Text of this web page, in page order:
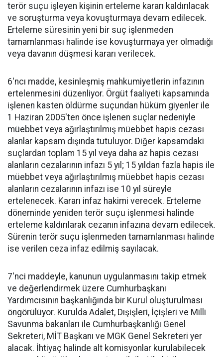
terör suçu işleyen kişinin erteleme kararı kaldırılacak
ve soruşturma veya kovuşturmaya devam edilecek.
Erteleme süresinin yeni bir suç işlenmeden
tamamlanması halinde ise kovuşturmaya yer olmadığı
veya davanın düşmesi kararı verilecek.
6'ncı madde, kesinleşmiş mahkumiyetlerin infazının
ertelenmesini düzenliyor. Örgüt faaliyeti kapsamında
işlenen kasten öldürme suçundan hüküm giyenler ile
1 Haziran 2005'ten önce işlenen suçlar nedeniyle
müebbet veya ağırlaştırılmış müebbet hapis cezası
alanlar kapsam dışında tutuluyor. Diğer kapsamdaki
suçlardan toplam 15 yıl veya daha az hapis cezası
alanların cezalarının infazı 5 yıl; 15 yıldan fazla hapis ile
müebbet veya ağırlaştırılmış müebbet hapis cezası
alanların cezalarının infazı ise 10 yıl süreyle
ertelenecek. Kararı infaz hakimi verecek. Erteleme
döneminde yeniden terör suçu işlenmesi halinde
erteleme kaldırılarak cezanın infazına devam edilecek.
Sürenin terör suçu işlenmeden tamamlanması halinde
ise verilen ceza infaz edilmiş sayılacak.
7'nci maddeyle, kanunun uygulanmasını takip etmek
ve değerlendirmek üzere Cumhurbaşkanı
Yardımcısının başkanlığında bir Kurul oluşturulması
öngörülüyor. Kurulda Adalet, Dışişleri, İçişleri ve Milli
Savunma bakanları ile Cumhurbaşkanlığı Genel
Sekreteri, MİT Başkanı ve MGK Genel Sekreteri yer
alacak. İhtiyaç halinde alt komisyonlar kurulabilecek